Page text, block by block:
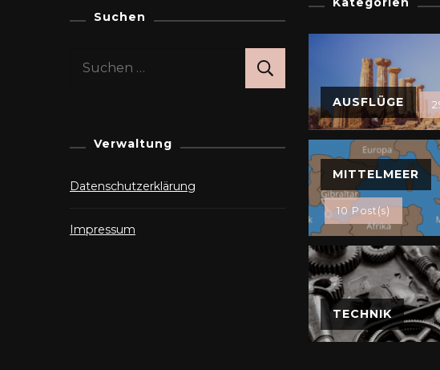
Suchen
Suchen
Verwaltung
Datenschutzerklärung
Impressum
AUSFLÜGE
MITTELMEER
10 Post(s)
TECHNIK